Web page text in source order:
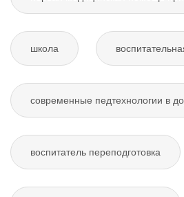
школа
современные педтехнологии в
воспитатель переподготовка